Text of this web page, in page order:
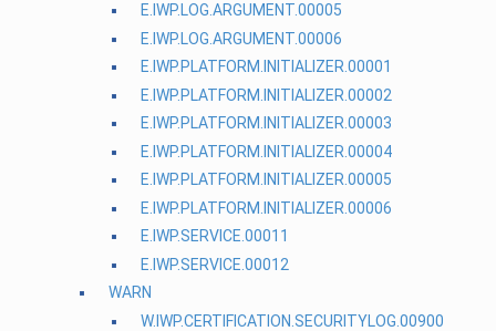
E.IWP.LOG.ARGUMENT.00005
E.IWP.LOG.ARGUMENT.00006
E.IWP.PLATFORM.INITIALIZER.00001
E.IWP.PLATFORM.INITIALIZER.00002
E.IWP.PLATFORM.INITIALIZER.00003
E.IWP.PLATFORM.INITIALIZER.00004
E.IWP.PLATFORM.INITIALIZER.00005
E.IWP.PLATFORM.INITIALIZER.00006
E.IWP.SERVICE.00011
E.IWP.SERVICE.00012
WARN
W.IWP.CERTIFICATION.SECURITYLOG.00900